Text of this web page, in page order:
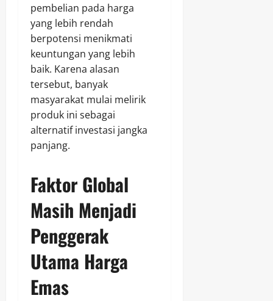
pembelian pada harga
yang lebih rendah
berpotensi menikmati
keuntungan yang lebih
baik. Karena alasan
tersebut, banyak
masyarakat mulai melirik
produk ini sebagai
alternatif investasi jangka
panjang.
Faktor Global
Masih Menjadi
Penggerak
Utama Harga
Emas